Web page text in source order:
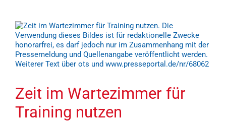
Zeige
grösseres
Bild
Zeit im Wartezimmer für
Training nutzen